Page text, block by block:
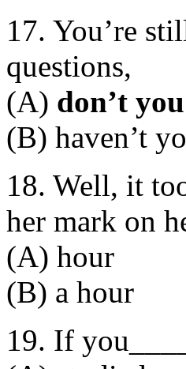
17. You’re
questions,
(A) don’t you
(B)
18. Well, it
her mark on
(A)
(B) a
19. If